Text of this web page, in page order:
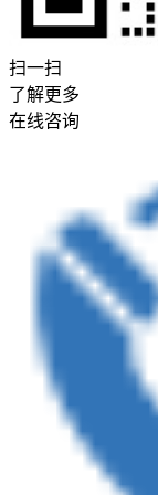
扫一扫
了解更多
在线咨询